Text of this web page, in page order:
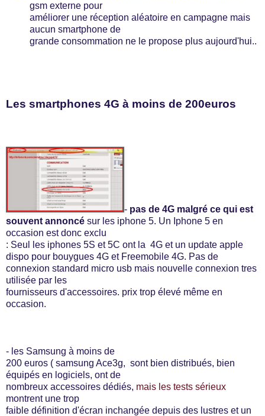
gsm externe pour
améliorer une réception aléatoire en campagne mais
aucun smartphone de
grande consommation ne le propose plus aujourd'hui..
Les smartphones 4G à moins de 200euros
- pas de 4G malgré ce qui est
souvent annoncé sur les iphone 5. Un Iphone 5 en
occasion est donc exclu
: Seul les iphones 5S et 5C ont la 4G et un update apple
dispo pour bouygues 4G et Freemobile 4G. Pas de
connexion standard micro usb mais nouvelle connexion tres
utilisée par les
fournisseurs d'accessoires. prix trop élevé même en
occasion.
- les Samsung à moins de
200 euros ( samsung Ace3g, sont bien distribués, bien
équipés en logiciels, ont de
nombreux accessoires dédiés, mais les tests sérieux
montrent une trop
faible définition d'écran inchangée depuis des lustres et un